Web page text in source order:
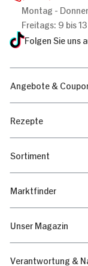
Montag -
Freitags: 9 bis
Folgen Sie uns
Angebote &
Rezepte
Sortiment
Marktfinder
Unser Magazin
Verantwortung &